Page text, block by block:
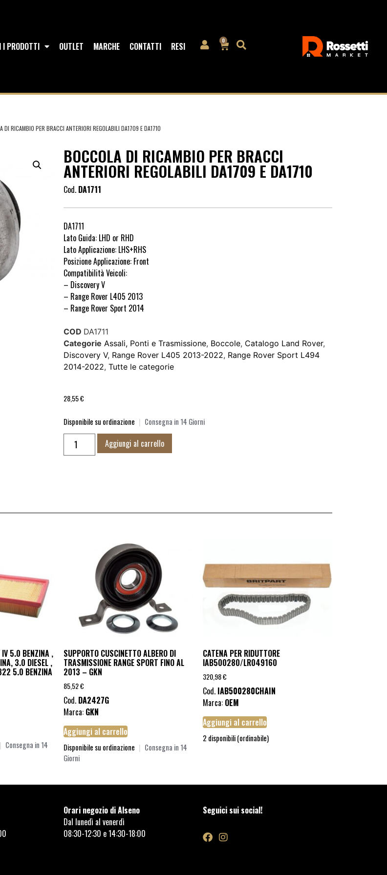
PRODOTTI OUTLET MARCHE CONTATTI RESI 0
DI RICAMBIO PER BRACCI ANTERIORI REGOLABILI DA1709 E DA1710
BOCCOLA DI RICAMBIO PER BRACCI
ANTERIORI REGOLABILI DA1709 E DA1710
Cod. DA1711
DA1711
Lato Guida: LHD or RHD
Lato Applicazione: LHS+RHS
Posizione Applicazione: Front
Compatibilità Veicoli:
– Discovery V
– Range Rover L405 2013
– Range Rover Sport 2014
COD DA1711
Categorie Assali, Ponti e Trasmissione, Boccole, Catalogo Land Rover,
Discovery V, Range Rover L405 2013-2022, Range Rover Sport L494
2014-2022, Tutte le categorie
28,55€
Disponibile su ordinazione | Consegna in 14 Giorni
Aggiungi al carrello
IV 5.0 BENZINA ,
3.0 DIESEL ,
5.0 BENZINA
| Consegna in 14
SUPPORTO CUSCINETTO ALBERO DI
TRASMISSIONE RANGE SPORT FINO AL
2013 – GKN
85,52€
Cod. DA2427G
Marca: GKN
Aggiungi al carrello
Disponibile su ordinazione | Consegna in 14
Giorni
CATENA PER RIDUTTORE
IAB500280/LR049160
320,98€
Cod. IAB500280CHAIN
Marca: OEM
Aggiungi al carrello
2 disponibili (ordinabile)
Orari negozio di Alseno
Dal lunedì al venerdì
08:30-12:30 e 14:30-18:00
Seguici sui social!